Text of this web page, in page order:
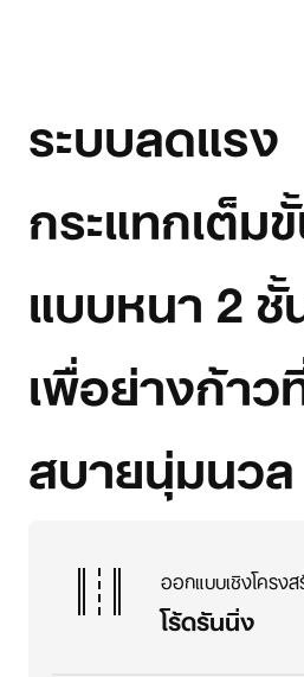
ระบบลดแรง
กระแทกเต็ม
แบบหนา 2 ชั้
เพื่อย่างก้าว
สบายนุ่มนวล
ออกแบบเชิงโครง
โร้ดรันนิ่ง